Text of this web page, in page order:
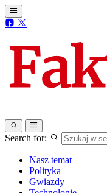
Search for:
Nasz temat
Polityka
Gwiazdy